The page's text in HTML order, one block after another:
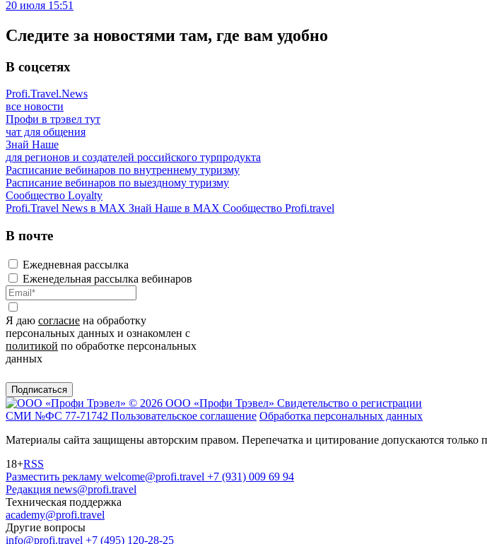
20 июля 15:51
Следите за новостями там, где вам удобно
В соцсетях
Profi.Travel.News
все новости
Профи в трэвел тут
чат для общения
Знай Наше
для регионов и создателей российского турпродукта
Расписание вебинаров по внутреннему туризму
Расписание вебинаров по выездному туризму
Сообщество Loyalty
Profi.Travel News в MAX Знай Наше в MAX Сообщество Profi.travel
В почте
Ежедневная рассылка
Еженедельная рассылка вебинаров
Я даю согласие на обработку
персональных данных и ознакомлен с
политикой по обработке персональных
данных
Подписаться
© 2026 ООО «Профи Трэвeл» Свидетельство о регистрации
СМИ №ФС 77-71742 Пользовательское соглашение Обработка персональных данных
Материалы сайта защищены авторским правом. Перепечатка и цитирование допускаются
18+RSS
Разместить рекламу welcome@profi.travel +7 (931) 009 69 94
Редакция news@profi.travel
Техническая поддержка
academy@profi.travel
Другие вопросы
info@profi.travel +7 (495) 120-28-25